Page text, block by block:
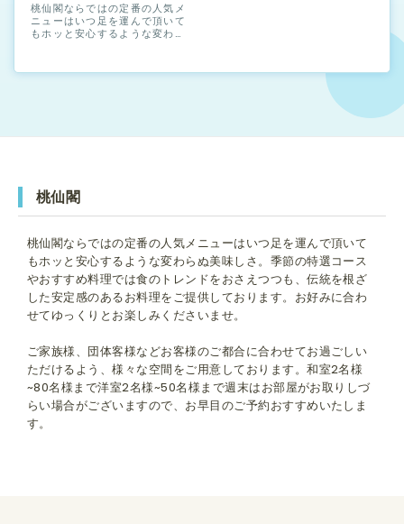
桃仙閣ならではの定番の人気メ
ニューはいつ足を運んで頂いて
もホッと安心するような変わら
ドをおさえつつも、伝統を根ざ
どお客様のご都合に合わせてお
お取りしづらい場合がございま
桃仙閣
桃仙閣ならではの定番の人気メニューはいつ足を運んで頂いて
もホッと安心するような変わらぬ美味しさ。季節の特選コース
やおすすめ料理では食のトレンドをおさえつつも、伝統を根ざ
した安定感のあるお料理をご提供しております。お好みに合わ
せてゆっくりとお楽しみくださいませ。
ご家族様、団体客様などお客様のご都合に合わせてお過ごしい
ただけるよう、様々な空間をご用意しております。和室2名様
~80名様まで洋室2名様~50名様まで週末はお部屋がお取りしづ
らい場合がございますので、お早目のご予約おすすめいたしま
す。